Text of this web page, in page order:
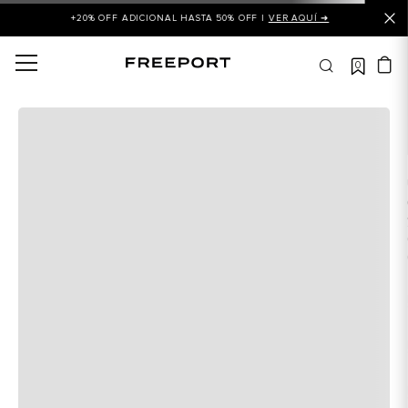
+20% OFF ADICIONAL HASTA 50% OFF | VER AQUÍ ➜
0